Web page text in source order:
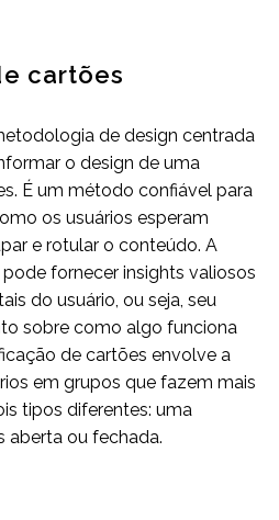
cartões
de design centrada
o design de uma
É um método confiável para
os usuários esperam
e rotular o conteúdo. A
fornecer insights valiosos
do usuário, ou seja, seu
sobre como algo funciona
de cartões envolve a
em grupos que fazem mais
tipos diferentes: uma
aberta ou fechada.